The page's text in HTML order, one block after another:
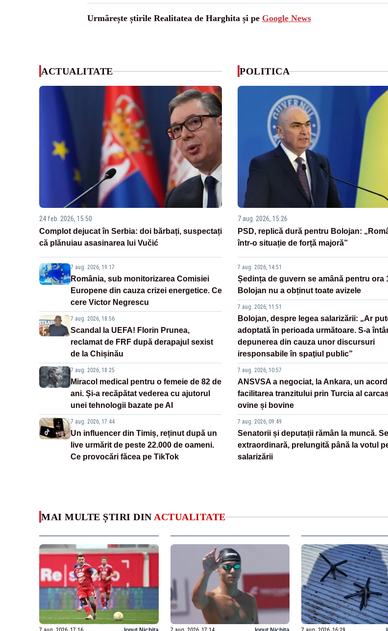
Urmărește știrile Realitatea de Harghita și pe Google News
ACTUALITATE
24 feb. 2026, 15:50
Complot dejucat în Serbia: doi bărbați, suspectați
că plănuiau asasinarea lui Vučić
7 aug. 2026, 19:17
România, sub monitorizarea Comisiei
Europene din cauza crizei energetice. Ce
cere Victor Negrescu
7 aug. 2026, 18:56
Scandal la UEFA! Florin Prunea,
reclamat de FRF după derapajul sexist
de la Chișinău
7 aug. 2026, 18:25
Miracol medical pentru o femeie de 82 de
ani. Și-a recăpătat vederea cu ajutorul
unei tehnologii bazate pe AI
7 aug. 2026, 17:44
Un influencer din Timiș, reținut după un
live urmărit de peste 22.000 de oameni.
Ce provocări făcea pe TikTok
POLITICA
7 aug. 2026, 15:26
PSD, replică dură pentru Bolojan:
într-o situație de forță majoră”
7 aug. 2026, 14:51
Ședința de guvern se amână pentru ora
Bolojan nu a obținut toate avizele
7 aug. 2026, 11:51
Bolojan, despre legea salarizării: „Ar
adoptată în perioada următoare. S-a
depunerea din cauza unor discursuri
iresponsabile în spaţiul public”
7 aug. 2026, 10:57
ANSVSA a negociat, la Ankara, un
facilitarea tranzitului prin Turcia al
ovine și bovine
7 aug. 2026, 09:49
Senatorii și deputații rămân la muncă.
extraordinară, prelungită până la votul
salarizării
MAI MULTE ȘTIRI DIN ACTUALITATE